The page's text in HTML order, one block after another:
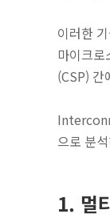
이러한
마이크
(CSP) 간
으로 분
1. 멀